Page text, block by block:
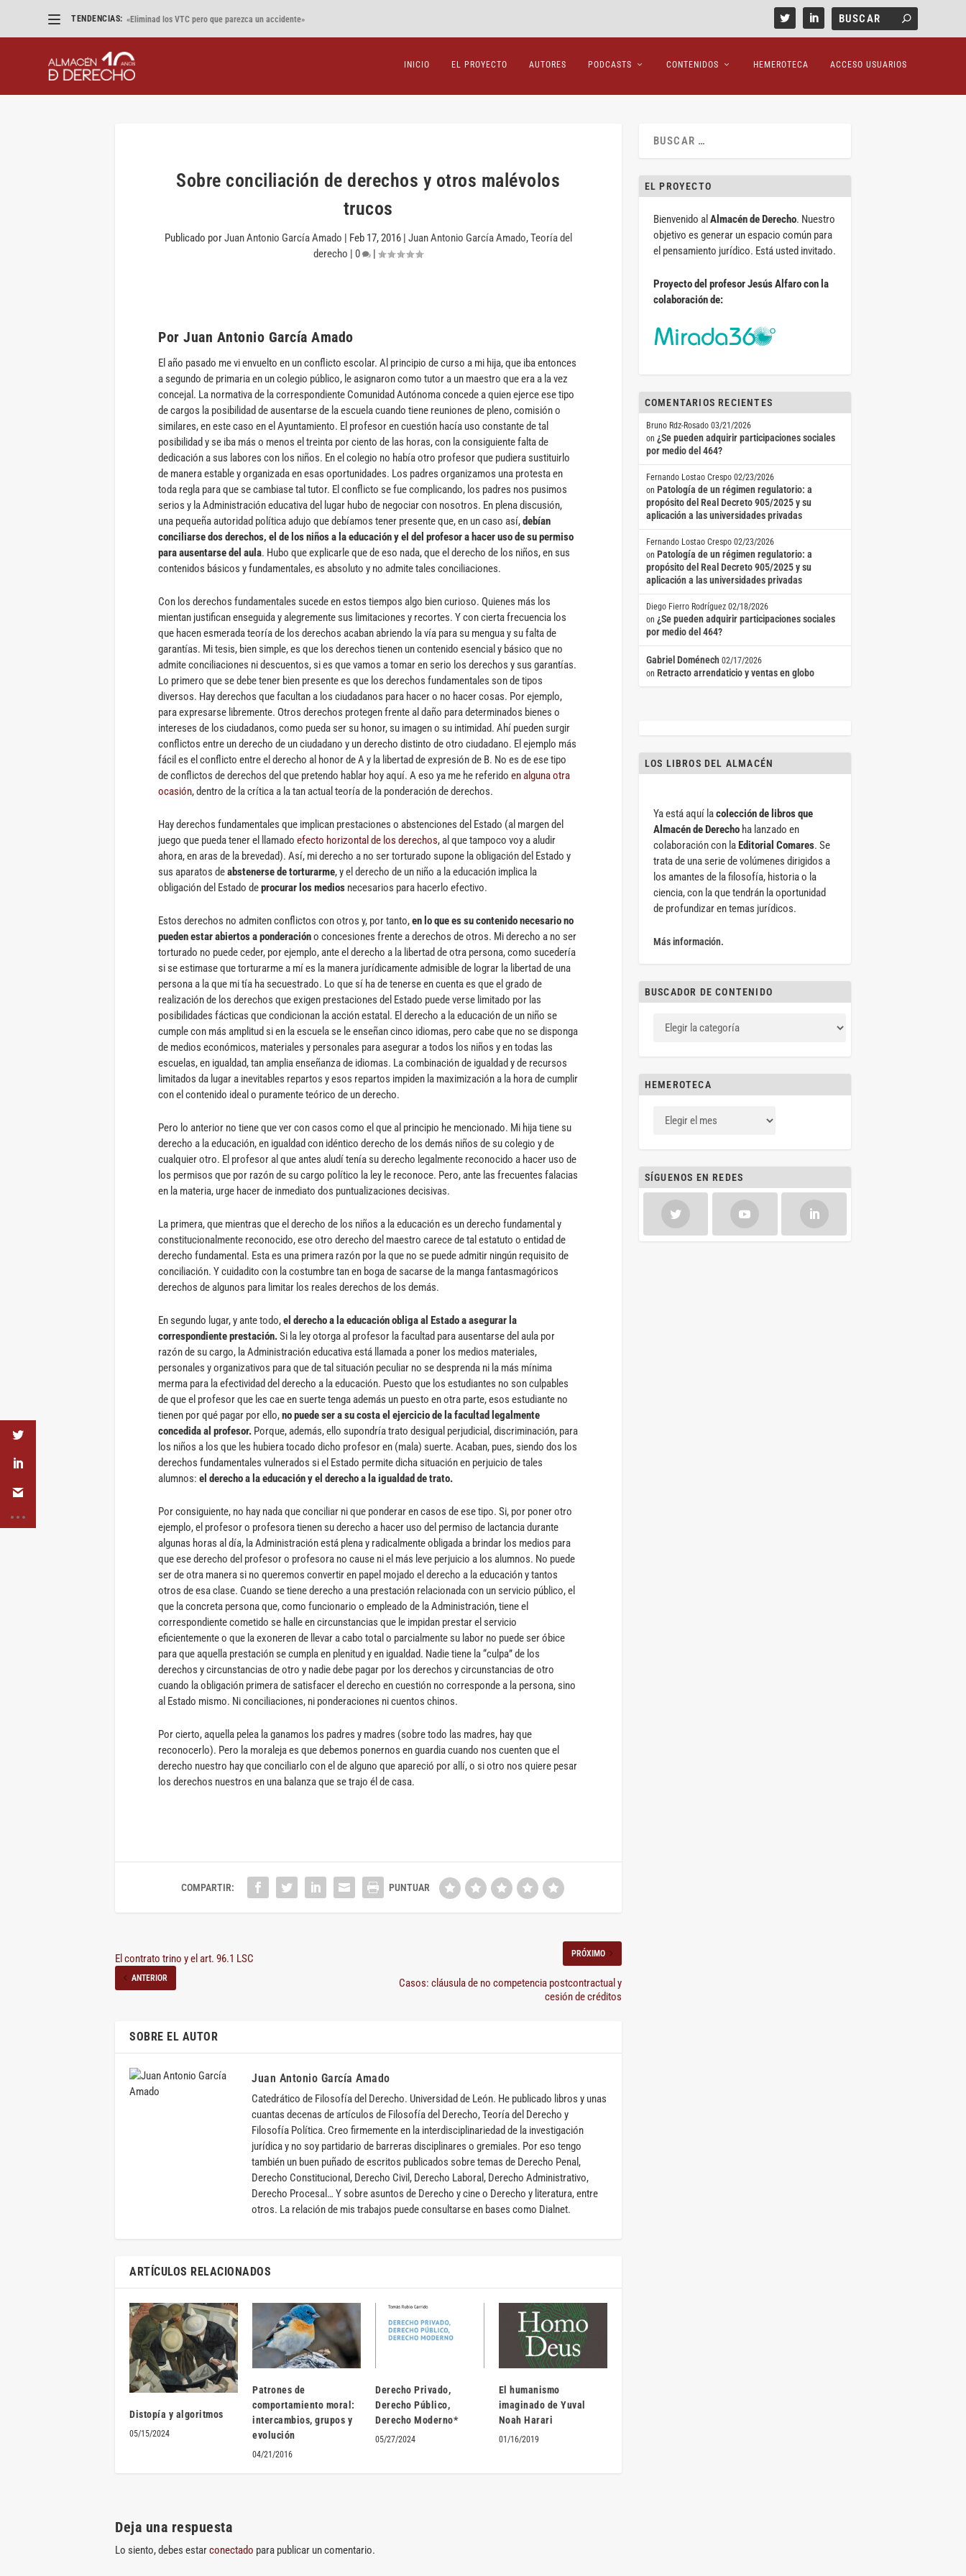
TENDENCIAS: «Eliminad los VTC pero que parezca un accidente»
INICIO EL PROYECTO AUTORES PODCASTS CONTENIDOS HEMEROTECA ACCESO USUARIOS
Sobre conciliación de derechos y otros malévolos
trucos
Publicado porJuan Antonio García Amado | Feb 17, 2016| Juan Antonio García Amado,Teoría del
derecho |0 |
Por Juan Antonio García Amado
El año pasado me vi envuelto en un conflicto escolar. Al principio de curso a mi hija, que iba entonces
a segundo de primaria en un colegio público, le asignaron como tutor a un maestro que era a la vez
concejal. La normativa de la correspondiente Comunidad Autónoma concede a quien ejerce ese tipo
de cargos la posibilidad de ausentarse de la escuela cuando tiene reuniones de pleno, comisión o
similares, en este caso en el Ayuntamiento. El profesor en cuestión hacía uso constante de tal
posibilidad y se iba más o menos el treinta por ciento de las horas, con la consiguiente falta de
dedicación a sus labores con los niños. En el colegio no había otro profesor que pudiera sustituirlo
de manera estable y organizada en esas oportunidades. Los padres organizamos una protesta en
toda regla para que se cambiase tal tutor. El conflicto se fue complicando, los padres nos pusimos
serios y la Administración educativa del lugar hubo de negociar con nosotros. En plena discusión,
una pequeña autoridad política adujo que debíamos tener presente que, en un caso así,debían
conciliarse dos derechos, el de los niños a la educación y el del profesor a hacer uso de su permiso
para ausentarse del aula. Hubo que explicarle que de eso nada, que el derecho de los niños, en sus
contenidos básicos y fundamentales, es absoluto y no admite tales conciliaciones.
Con los derechos fundamentales sucede en estos tiempos algo bien curioso. Quienes más los
mientan justifican enseguida y alegremente sus limitaciones y recortes. Y con cierta frecuencia los
que hacen esmerada teoría de los derechos acaban abriendo la vía para su mengua y su falta de
garantías. Mi tesis, bien simple, es que los derechos tienen un contenido esencial y básico que no
admite conciliaciones ni descuentos, si es que vamos a tomar en serio los derechos y sus garantías.
Lo primero que se debe tener bien presente es que los derechos fundamentales son de tipos
diversos. Hay derechos que facultan a los ciudadanos para hacer o no hacer cosas. Por ejemplo,
para expresarse libremente. Otros derechos protegen frente al daño para determinados bienes o
intereses de los ciudadanos, como pueda ser su honor, su imagen o su intimidad. Ahí pueden surgir
conflictos entre un derecho de un ciudadano y un derecho distinto de otro ciudadano. El ejemplo más
fácil es el conflicto entre el derecho al honor de A y la libertad de expresión de B. No es de ese tipo
de conflictos de derechos del que pretendo hablar hoy aquí. A eso ya me he referido en alguna otra
ocasión, dentro de la crítica a la tan actual teoría de la ponderación de derechos.
Hay derechos fundamentales que implican prestaciones o abstenciones del Estado (al margen del
juego que pueda tener el llamado efecto horizontal de los derechos, al que tampoco voy a aludir
ahora, en aras de la brevedad). Así, mi derecho a no ser torturado supone la obligación del Estado y
sus aparatos deabstenerse de torturarme, y el derecho de un niño a la educación implica la
obligación del Estado deprocurar los medios necesarios para hacerlo efectivo.
Estos derechos no admiten conflictos con otros y, por tanto,en lo que es su contenido necesario no
pueden estar abiertos a ponderacióno concesiones frente a derechos de otros. Mi derecho a no ser
torturado no puede ceder, por ejemplo, ante el derecho a la libertad de otra persona, como sucedería
si se estimase que torturarme a mí es la manera jurídicamente admisible de lograr la libertad de una
persona a la que mi tía ha secuestrado. Lo que sí ha de tenerse en cuenta es que el grado de
realización de los derechos que exigen prestaciones del Estado puede verse limitado por las
posibilidades fácticas que condicionan la acción estatal. El derecho a la educación de un niño se
cumple con más amplitud si en la escuela se le enseñan cinco idiomas, pero cabe que no se disponga
de medios económicos, materiales y personales para asegurar a todos los niños y en todas las
escuelas, en igualdad, tan amplia enseñanza de idiomas. La combinación de igualdad y de recursos
limitados da lugar a inevitables repartos y esos repartos impiden la maximización a la hora de cumplir
con el contenido ideal o puramente teórico de un derecho.
Pero lo anterior no tiene que ver con casos como el que al principio he mencionado. Mi hija tiene su
derecho a la educación, en igualdad con idéntico derecho de los demás niños de su colegio y de
cualquier otro. El profesor al que antes aludí tenía su derecho legalmente reconocido a hacer uso de
los permisos que por razón de su cargo político la ley le reconoce. Pero, ante las frecuentes falacias
en la materia, urge hacer de inmediato dos puntualizaciones decisivas.
La primera, que mientras que el derecho de los niños a la educación es un derecho fundamental y
constitucionalmente reconocido, ese otro derecho del maestro carece de tal estatuto o entidad de
derecho fundamental. Esta es una primera razón por la que no se puede admitir ningún requisito de
conciliación. Y cuidadito con la costumbre tan en boga de sacarse de la manga fantasmagóricos
derechos de algunos para limitar los reales derechos de los demás.
En segundo lugar, y ante todo,el derecho a la educación obliga al Estado a asegurar la
correspondiente prestación.Si la ley otorga al profesor la facultad para ausentarse del aula por
razón de su cargo, la Administración educativa está llamada a poner los medios materiales,
personales y organizativos para que de tal situación peculiar no se desprenda ni la más mínima
merma para la efectividad del derecho a la educación. Puesto que los estudiantes no son culpables
de que el profesor que les cae en suerte tenga además un puesto en otra parte, esos estudiante no
tienen por qué pagar por ello,no puede ser a su costa el ejercicio de la facultad legalmente
concedida al profesor. Porque, además, ello supondría trato desigual perjudicial, discriminación, para
los niños a los que les hubiera tocado dicho profesor en (mala) suerte. Acaban, pues, siendo dos los
derechos fundamentales vulnerados si el Estado permite dicha situación en perjuicio de tales
alumnos: el derecho a la educación y el derecho a la igualdad de trato.
Por consiguiente, no hay nada que conciliar ni que ponderar en casos de ese tipo. Si, por poner otro
ejemplo, el profesor o profesora tienen su derecho a hacer uso del permiso de lactancia durante
algunas horas al día, la Administración está plena y radicalmente obligada a brindar los medios para
que ese derecho del profesor o profesora no cause ni el más leve perjuicio a los alumnos. No puede
ser de otra manera si no queremos convertir en papel mojado el derecho a la educación y tantos
otros de esa clase. Cuando se tiene derecho a una prestación relacionada con un servicio público, el
que la concreta persona que, como funcionario o empleado de la Administración, tiene el
correspondiente cometido se halle en circunstancias que le impidan prestar el servicio
eficientemente o que la exoneren de llevar a cabo total o parcialmente su labor no puede ser óbice
para que aquella prestación se cumpla en plenitud y en igualdad. Nadie tiene la “culpa” de los
derechos y circunstancias de otro y nadie debe pagar por los derechos y circunstancias de otro
cuando la obligación primera de satisfacer el derecho en cuestión no corresponde a la persona, sino
al Estado mismo. Ni conciliaciones, ni ponderaciones ni cuentos chinos.
Por cierto, aquella pelea la ganamos los padres y madres (sobre todo las madres, hay que
reconocerlo). Pero la moraleja es que debemos ponernos en guardia cuando nos cuenten que el
derecho nuestro hay que conciliarlo con el de alguno que apareció por allí, o si otro nos quiere pesar
los derechos nuestros en una balanza que se trajo él de casa.
COMPARTIR:
El contrato trino y el art. 96.1 LSC
ANTERIOR
PRÓXIMO
Casos: cláusula de no competencia postcontractual y
cesión de créditos
SOBRE EL AUTOR
Juan Antonio García Amado
Catedrático de Filosofía del Derecho. Universidad de León. He publicado libros y unas
cuantas decenas de artículos de Filosofía del Derecho, Teoría del Derecho y
Filosofía Política. Creo firmemente en la interdisciplinariedad de la investigación
jurídica y no soy partidario de barreras disciplinares o gremiales. Por eso tengo
también un buen puñado de escritos publicados sobre temas de Derecho Penal,
Derecho Constitucional, Derecho Civil, Derecho Laboral, Derecho Administrativo,
Derecho Procesal… Y sobre asuntos de Derecho y cine o Derecho y literatura, entre
otros. La relación de mis trabajos puede consultarse en bases como Dialnet.
ARTÍCULOS RELACIONADOS
Distopía y algoritmos
05/15/2024
Patrones de
comportamiento moral:
intercambios, grupos y
evolución
04/21/2016
Derecho Privado,
Derecho Público,
Derecho Moderno*
05/27/2024
El humanismo
imaginado de Yuval
Noah Harari
01/16/2019
Deja una respuesta
Lo siento, debes estarconectado para publicar un comentario.
EL PROYECTO
Bienvenido al Almacén de Derecho. Nuestro
objetivo es generar un espacio común para
el pensamiento jurídico. Está usted invitado.
Proyecto del profesor Jesús Alfaro con la
colaboración de:
COMENTARIOS RECIENTES
Bruno Rdz-Rosado 03/21/2026
on ¿Se pueden adquirir participaciones sociales
por medio del 464?
Fernando Lostao Crespo 02/23/2026
on Patología de un régimen regulatorio: a
propósito del Real Decreto 905/2025 y su
aplicación a las universidades privadas
Fernando Lostao Crespo 02/23/2026
on Patología de un régimen regulatorio: a
propósito del Real Decreto 905/2025 y su
aplicación a las universidades privadas
Diego Fierro Rodríguez 02/18/2026
on ¿Se pueden adquirir participaciones sociales
por medio del 464?
Gabriel Doménech 02/17/2026
on Retracto arrendaticio y ventas en globo
LOS LIBROS DEL ALMACÉN
Ya está aquí lacolección de libros que
Almacén de Derechoha lanzado en
colaboración con laEditorial Comares. Se
trata de una serie de volúmenes dirigidos a
los amantes de la filosofía, historia o la
ciencia, con la que tendrán la oportunidad
de profundizar en temas jurídicos.
Más información.
BUSCADOR DE CONTENIDO
HEMEROTECA
SÍGUENOS EN REDES